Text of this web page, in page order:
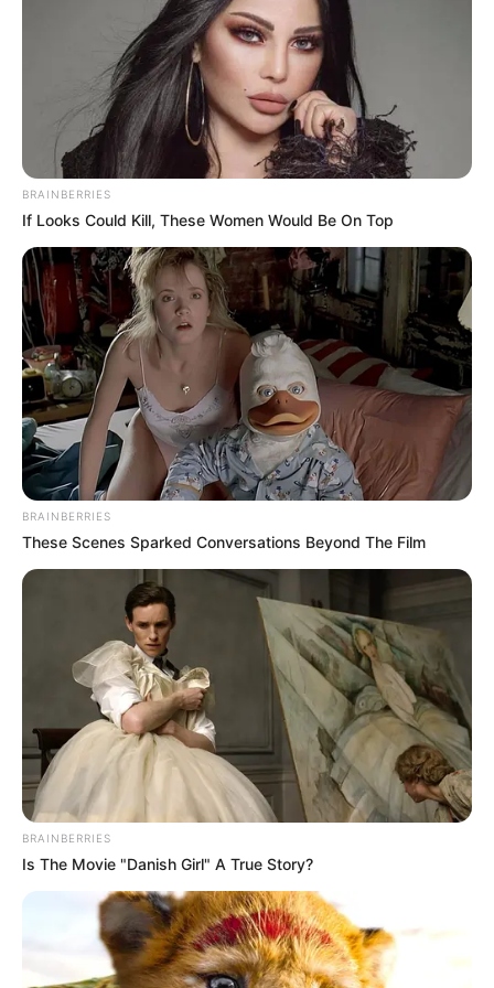
estas dos figuras midiéndose,pues sus ambiciones
están muy alejadas, Messi juega en Francia, mientras que
el ‘Bicho’ empezará a jugar en la liga de Arabia Saudita.
Ambos jugadores disputaron solamente 60 minutos del
partido.
ALERTA BOGOTÁ EN GOOGLE NEWS
TEMAS RELACIONADOS
DEPORTES ALERTA PAISA
LIONEL MESSI
CRISTIANO RONALDO
PARIS SAINT-GERMAIN
AL NASSR
MANTÉNGASE EN ALERTA
Tenemos todas las noticias que le
interesan. Para estar bien informado, por
favor, active las notificaciones de Alerta.
ACTIVAR AHORA
TEMAS DESTACADOS
METRO DE MEDELLÍN
ELECCIONES PRESIDENCIALES
MARINILLA - ANTIOQUIA
EPM
YONDÓ - ANTIOQUIA
RIONEGRO
BRAINBERRIES
If Looks Could Kill, These Women Would Be On Top
BRAINBERRIES
These Scenes Sparked Conversations Beyond The Film
BRAINBERRIES
Is The Movie "Danish Girl" A True Story?